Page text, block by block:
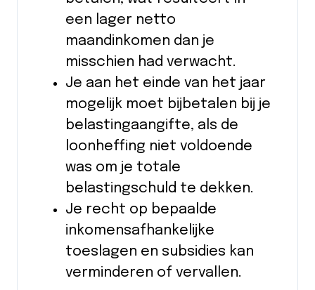
een lager netto
maandinkomen dan je
misschien had verwacht.
Je aan het einde van het jaar
mogelijk moet bijbetalen bij je
belastingaangifte, als de
loonheffing niet voldoende
was om je totale
belastingschuld te dekken.
Je recht op bepaalde
inkomensafhankelijke
toeslagen en subsidies kan
verminderen of vervallen.